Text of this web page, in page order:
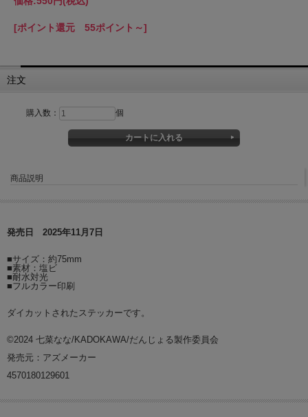
[ポイント還元 55ポイント～]
注文
購入数： 個
商品説明
発売日 2025年11月7日
■サイズ：約75mm
■素材：塩ビ
■耐水対光
■フルカラー印刷
ダイカットされたステッカーです。
©2024 七菜なな/KADOKAWA/だんじょる製作委員会
発売元：アズメーカー
4570180129601